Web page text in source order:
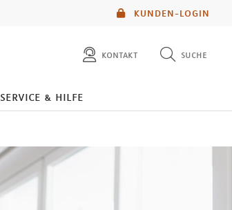
KUNDEN-LOGIN
kontakt suche
diese website durchsuchen
service & hilfe